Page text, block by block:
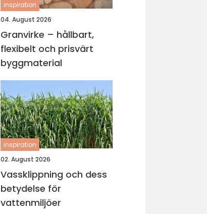
inspiration
04. August 2026
Granvirke – hållbart,
flexibelt och prisvärt
byggmaterial
inspiration
02. August 2026
Vassklippning och dess
betydelse för
vattenmiljöer